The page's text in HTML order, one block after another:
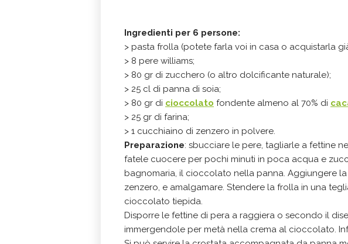
Ingredienti per 6 persone:
> pasta frolla (potete farla voi in casa o acquistarla
> 8 pere williams;
> 80 gr di zucchero (o altro dolcificante naturale);
> 25 cl di panna di soia;
> 80 gr di cioccolato fondente almeno al 70% di
> 25 gr di farina;
> 1 cucchiaino di zenzero in polvere.
Preparazione: sbucciare le pere, tagliarle a fettine
fatele cuocere per pochi minuti in poca acqua e
bagnomaria, il cioccolato nella panna. Aggiungere
zenzero, e amalgamare. Stendere la frolla in una
cioccolato tiepida.
Disporre le fettine di pera a raggiera o secondo il
immergendole per metà nella crema al cioccolato.